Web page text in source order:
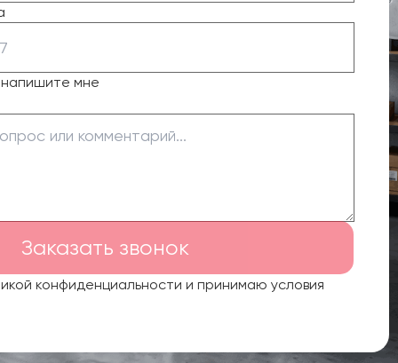
напишите мне
Заказать звонок
конфиденциальности и принимаю условия